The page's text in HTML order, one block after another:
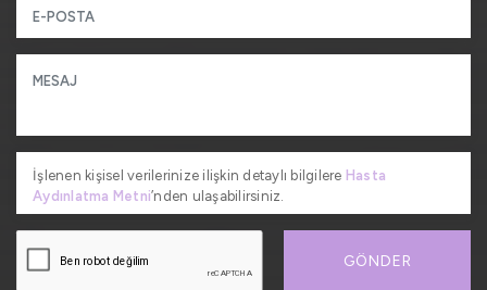
İşlenen kişisel verilerinize ilişkin detaylı bilgilere Hasta
Aydınlatma Metni’nden ulaşabilirsiniz.
GÖNDER